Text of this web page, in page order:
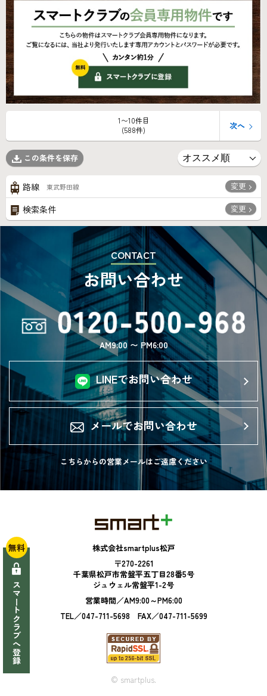
1〜10件目
(588件)
次へ
この条件を保存
路線 東武野田線 変更
検索条件 変更
CONTACT
お問い合わせ
AM9:00 〜 PM6:00
LINEでお問い合わせ
メールでお問い合わせ
こちらからの営業メールはご遠慮ください
株式会社smartplus松戸
〒270-2261
千葉県松戸市常盤平五丁目28番5号
ジュウェル常盤平1-2号
営業時間／AM9:00～PM6:00
TEL／047-711-5698 FAX／047-711-5699
© smartplus.
無料
スマートクラブへ登録